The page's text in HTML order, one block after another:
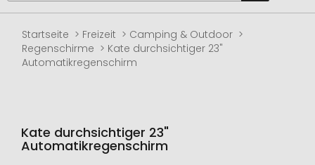
Startseite Freizeit
Camping & Outdoor
Regenschirme
Kate durchsichtiger 23"
Automatikregenschirm
Kate durchsichtiger 23"
Automatikregenschirm